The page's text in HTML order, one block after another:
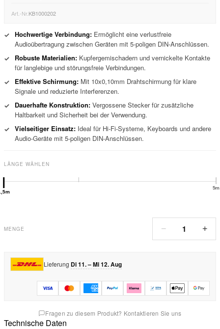
Art.-Nr.KB1000202
✓ Hochwertige Verbindung: Ermöglicht eine verlustfreie
Audioübertragung zwischen Geräten mit 5-poligen DIN-Anschlüssen.
✓
Robuste Materialien: Kupfergemischadern und vernickelte Kontakte
für langlebige und störungsfreie Verbindungen.
✓
Effektive Schirmung: Mit 10x0,10mm Drahtschirmung für klare
Signale und reduzierte Interferenzen.
✓
Dauerhafte Konstruktion: Vergossene Stecker für zusätzliche
Haltbarkeit und Sicherheit bei der Verwendung.
✓ Vielseitiger Einsatz: Ideal für Hi-Fi-Systeme, Keyboards und andere
Audio-Geräte mit 5-poligen DIN-Anschlüssen.
LÄNGE WÄHLEN
5m
MENGE − 1 +
Lieferung Di 11. – Mi 12. Aug
Fragen zu diesem Produkt? Kontaktieren Sie uns
Technische Daten